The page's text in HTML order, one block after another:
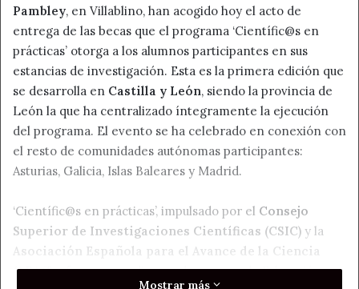
Pambley, en Villablino, han acogido hoy el acto de
entrega de las becas que el programa ‘Científic@s en
prácticas’ otorga a los alumnos participantes en sus
estancias de investigación. Esta es la primera edición que
se desarrolla en Castilla y León, siendo la provincia de
León la que ha centralizado íntegramente la ejecución
del programa. El evento se ha celebrado en conexión con
el resto de comunidades autónomas participantes:
Asturias, Galicia, Islas Baleares y Madrid.
‘Científic@s en prácticas’, impulsado por el Consejo
Superior de Investigaciones Científicas (CSIC) y la
Asociación Española para el Avance de la Ciencia
(AEAC), ofrece a estudiantes de tercero de Educación
Mostrar más